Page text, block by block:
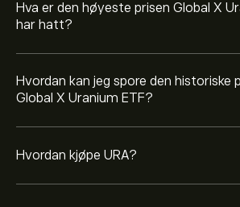
Hva er den høyeste prisen Global X
har hatt?
Hvordan kan jeg spore den historiske
Global X Uranium ETF?
Hvordan kjøpe URA?